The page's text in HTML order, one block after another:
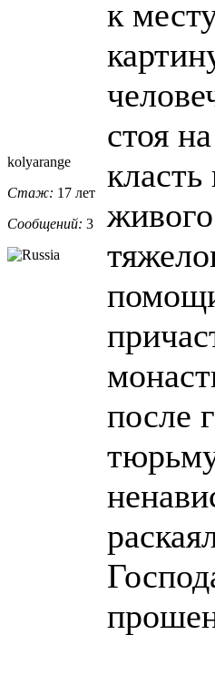
kolyarange
Стаж: 17 лет
Сообщений: 3
к
стоя
после